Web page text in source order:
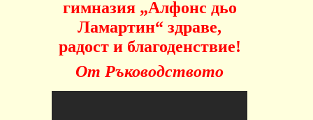
гимназия „Алфонс дьо
Ламартин“ здраве,
радост и благоденствие!
От Ръководството